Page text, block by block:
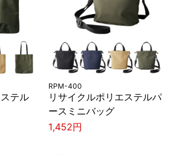
テル
RPM-400
リサイクルポリエステルパ
ースミニバッグ
1,452円